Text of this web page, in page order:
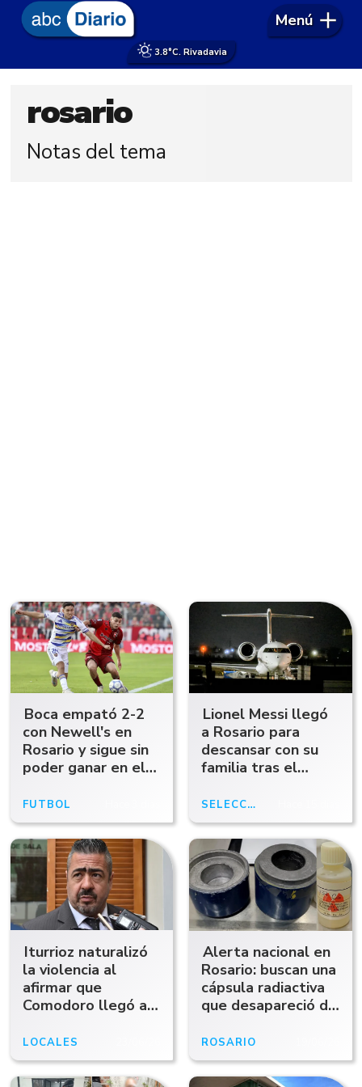
3.8°C. Rivadavia
Menú
rosario
Notas del tema
Boca empató 2-2
con Newell's en
Rosario y sigue sin
poder ganar en el
FÚTBOL
Lionel Messi llegó
a Rosario para
descansar con su
familia tras el
SELECCIÓN ARGENTINA
Iturrioz naturalizó
la violencia al
afirmar que
Comodoro llegó a
Rosario" y que la
inseguridad "ya no
me genera nada"
LOCALES
Alerta nacional en
Rosario: buscan una
cápsula radiactiva
que desapareció de
ROSARIO